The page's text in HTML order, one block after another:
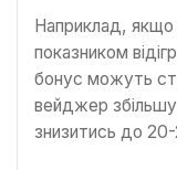
Наприклад,
показником
бонус можуть
вейджер
знизитись до